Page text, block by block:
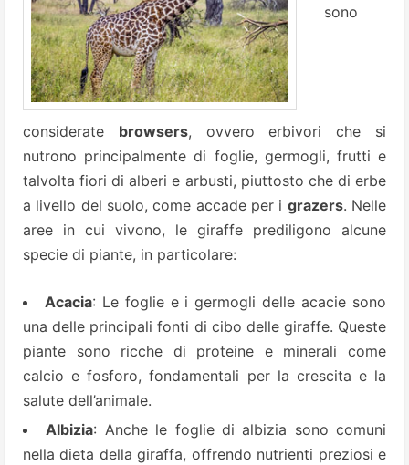
sono
considerate browsers, ovvero erbivori che si
nutrono principalmente di foglie, germogli, frutti e
talvolta fiori di alberi e arbusti, piuttosto che di erbe
a livello del suolo, come accade per i grazers. Nelle
aree in cui vivono, le giraffe prediligono alcune
specie di piante, in particolare:
Acacia: Le foglie e i germogli delle acacie sono
una delle principali fonti di cibo delle giraffe. Queste
piante sono ricche di proteine e minerali come
calcio e fosforo, fondamentali per la crescita e la
salute dell’animale.
Albizia: Anche le foglie di albizia sono comuni
nella dieta della giraffa, offrendo nutrienti preziosi e